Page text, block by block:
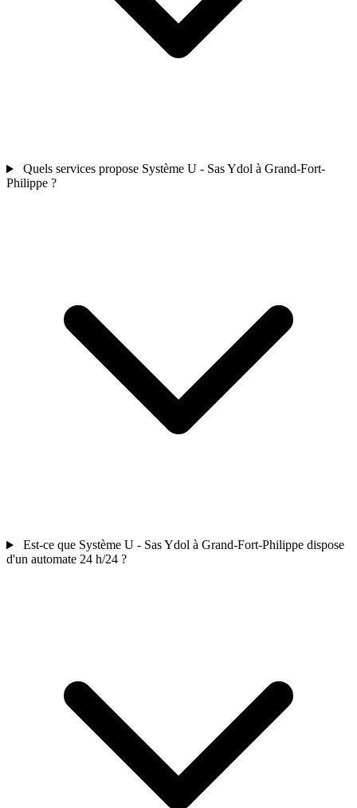
Quels services propose Système U - Sas Ydol à Grand-Fort-
Philippe ?
Est-ce que Système U - Sas Ydol à Grand-Fort-Philippe dispose
d'un automate 24 h/24 ?